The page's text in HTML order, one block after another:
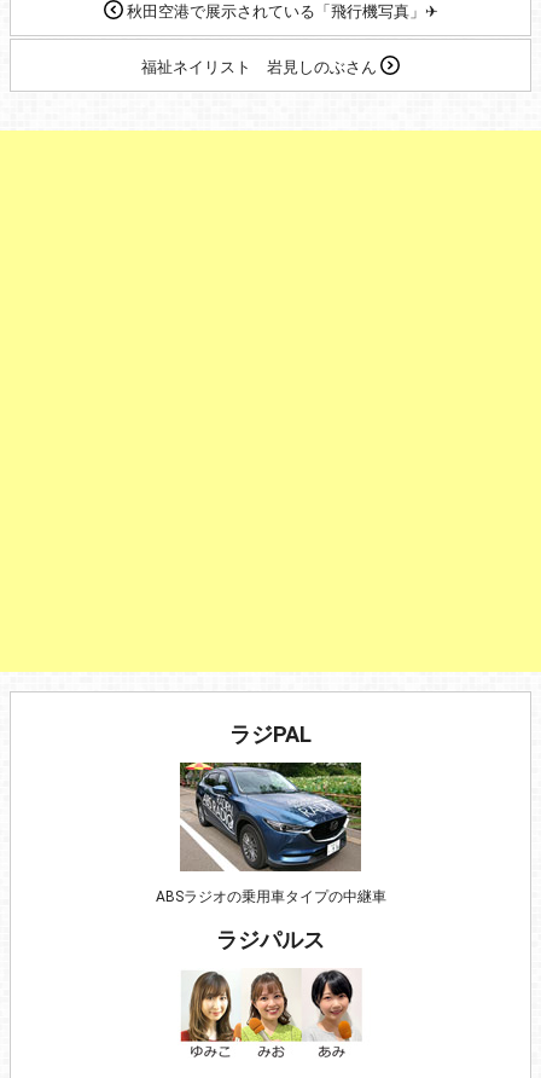
秋田空港で展示されている「飛行機写真」✈
福祉ネイリスト 岩見しのぶさん
ラジPAL
ABSラジオの乗用車タイプの中継車
ラジパルス